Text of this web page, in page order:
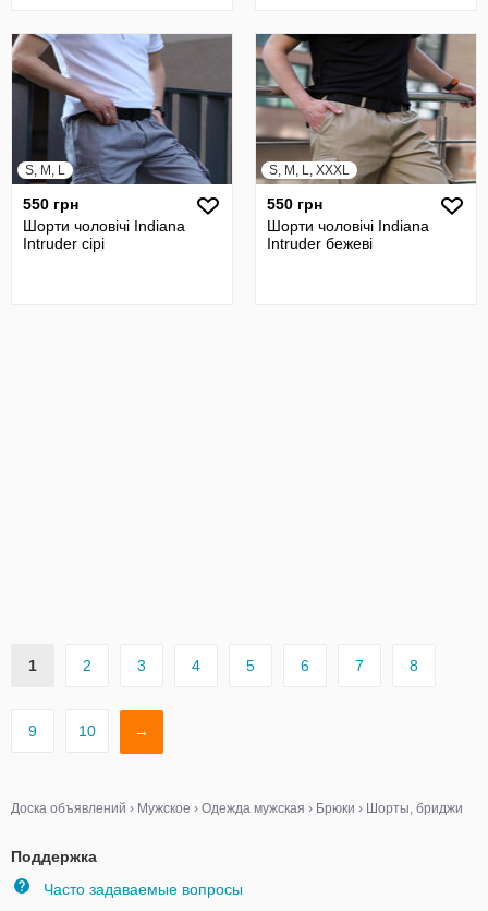
S, M, L
550 грн
Шорти чоловічі Indiana
Intruder сірі
S, M, L, XXXL
550 грн
Шорти чоловічі Indiana
Intruder бежеві
1 2 3 4 5 6 7 8
9 10 →
Доска объявлений › Мужское › Одежда мужская › Брюки › Шорты, бриджи
Поддержка
Часто задаваемые вопросы